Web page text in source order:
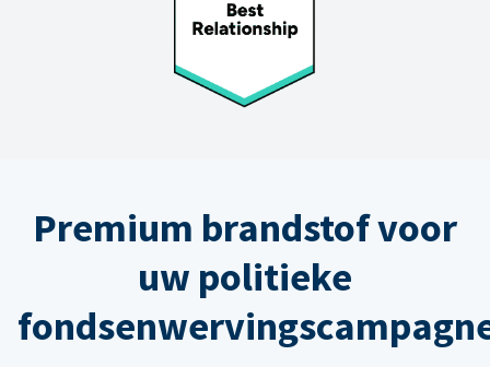
Premium brandstof voor
uw politieke